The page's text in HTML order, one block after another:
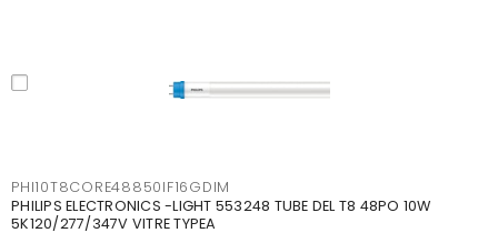
PHI10T8CORE48850IF16GDIM
PHILIPS ELECTRONICS -LIGHT 553248 TUBE DEL T8 48PO 10W
5K120/277/347V VITRE TYPEA